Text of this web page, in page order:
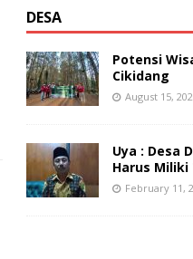
DESA
Potensi
Cikidang
August 15,
Uya : Desa
Harus Miliki
February 11,